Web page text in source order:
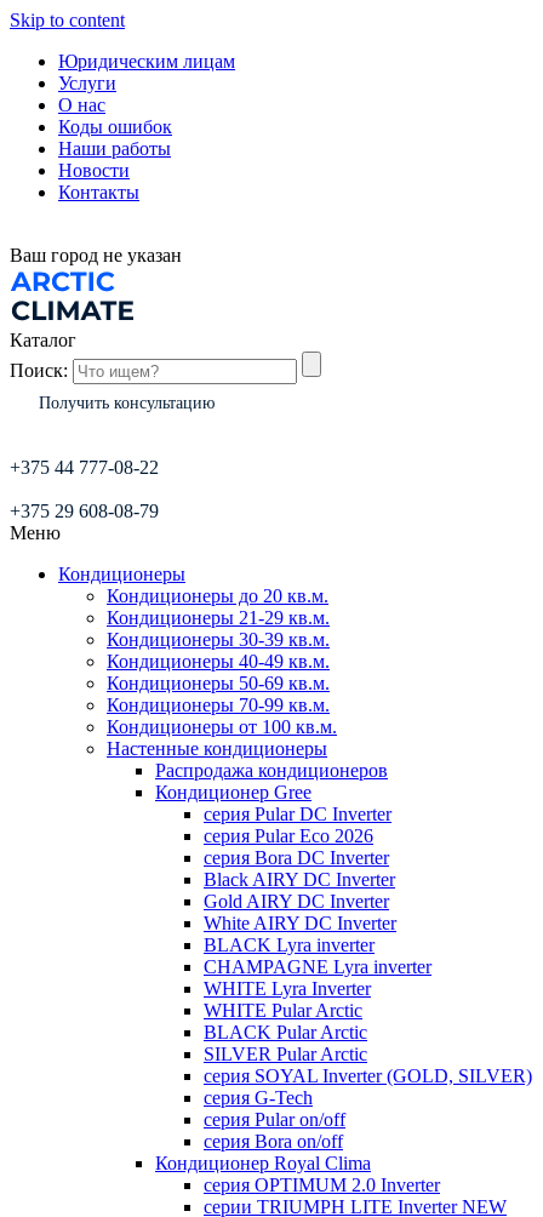
Skip to content
Юридическим лицам
Услуги
О нас
Коды ошибок
Наши работы
Новости
Контакты
Ваш город не указан
Каталог
Поиск:
Получить консультацию
+375 44 777-08-22
+375 29 608-08-79
Меню
Кондиционеры
Кондиционеры до 20 кв.м.
Кондиционеры 21-29 кв.м.
Кондиционеры 30-39 кв.м.
Кондиционеры 40-49 кв.м.
Кондиционеры 50-69 кв.м.
Кондиционеры 70-99 кв.м.
Кондиционеры от 100 кв.м.
Настенные кондиционеры
Распродажа кондиционеров
Кондиционер Gree
серия Pular DC Inverter
серия Pular Eco 2026
серия Bora DC Inverter
Black AIRY DC Inverter
Gold AIRY DC Inverter
White AIRY DC Inverter
BLACK Lyra inverter
CHAMPAGNE Lyra inverter
WHITE Lyra Inverter
WHITE Pular Arctic
BLACK Pular Arctic
SILVER Pular Arctic
серия SOYAL Inverter (GOLD, SILVER)
серия G-Tech
серия Pular on/off
серия Bora on/off
Кондиционер Royal Clima
серия OPTIMUM 2.0 Inverter
серии TRIUMPH LITE Inverter NEW